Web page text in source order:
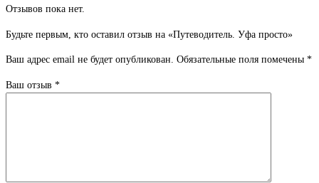
Отзывов пока нет.
Будьте первым, кто оставил отзыв на «Путеводитель. Уфа просто»
Ваш адрес email не будет опубликован. Обязательные поля помечены *
Ваш отзыв *